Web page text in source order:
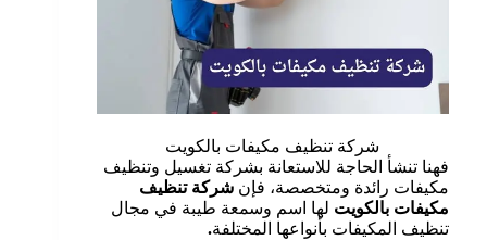
شركة تنظيف مكيفات بالكويت
فهنا تنشأ الحاجة للاستعانة بشركة تغسيل وتنظيف
مكيفات رائدة ومتخصصة، فإن شركة تنظيف
مكيفات بالكويت لها اسم وسمعة طيبة في مجال
تنظيف المكيفات بأنواعها المختلفة.